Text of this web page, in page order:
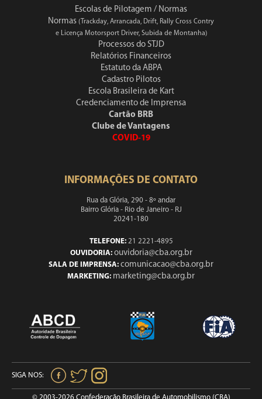
Escolas de Pilotagem / Normas
Normas (Trackday, Arrancada, Drift, Rally Cross Contry
e Licença Motorsport Driver, Subida de Montanha)
Processos do STJD
Relatórios Financeiros
Estatuto da ABPA
Cadastro Pilotos
Escola Brasileira de Kart
Credenciamento de Imprensa
Cartão BRB
Clube de Vantagens
COVID-19
INFORMAÇÕES DE CONTATO
Rua da Glória, 290 - 8º andar
Bairro Glória - Rio de Janeiro - RJ
20241-180
TELEFONE:21 2221-4895
OUVIDORIA: ouvidoria@cba.org.br
SALA DE IMPRENSA: comunicacao@cba.org.br
MARKETING: marketing@cba.org.br
SIGA NOS: